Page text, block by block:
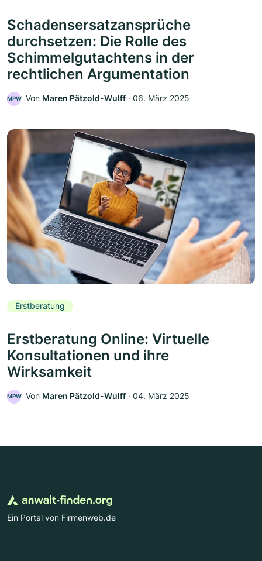
Schadensersatzansprüche
durchsetzen: Die Rolle des
Schimmelgutachtens in der
rechtlichen Argumentation
MPW Von Maren Pätzold-Wulff ‧ 06. März 2025
Erstberatung
Erstberatung Online: Virtuelle
Konsultationen und ihre
Wirksamkeit
MPW Von Maren Pätzold-Wulff ‧ 04. März 2025
Ein Portal von Firmenweb.de